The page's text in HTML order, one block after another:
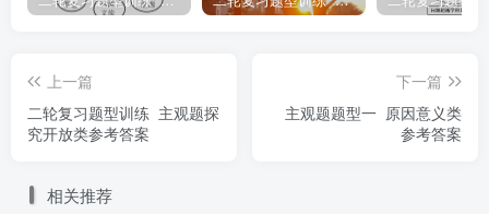
选项。在某古遗址公园建设讨论会上，围绕保护利用中村民
是否应该搬迁的问题，与会者表达了不同的观点。
上一篇
二轮复习题型训练 主观题探
究开放类参考答案
下一篇
主观题题型一 原因意义类
参考答案
相关推荐